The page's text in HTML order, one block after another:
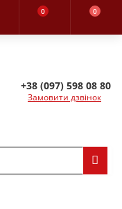
0 0
+38 (097) 598 08 80
Замовити дзвінок